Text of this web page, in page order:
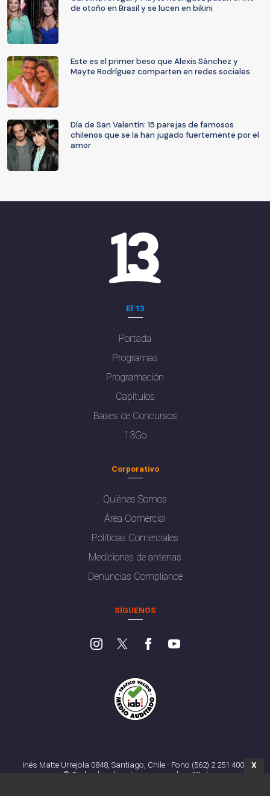
de otoño en Brasil y se lucen en bikini
Este es el primer beso que Alexis Sánchez y
Mayte Rodríguez comparten en redes sociales
Día de San Valentín: 15 parejas de famosos
chilenos que se la han jugado fuertemente por el
amor
El 13
Portada
Programas
Programación
Capítulos
Bases de Concursos
13Go
Corporativo
Quiénes Somos
Área Comercial
Políticas Comerciales
Mediciones de antenas
Denuncias Compliance
SÍGUENOS
Inés Matte Urrejola 0848, Santiago, Chile - Fono (562) 2 251 4000
© Todos los derechos reservados. 13.cl
X